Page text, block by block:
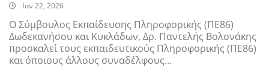
Ιαν 22, 2026
Ο Σύμβουλος Εκπαίδευσης Πληροφορικής (ΠΕ86)
Δωδεκανήσου και Κυκλάδων, Δρ. Παντελής Βολονάκης
προσκαλεί τους εκπαιδευτικούς Πληροφορικής (ΠΕ86)
και όποιους άλλους συναδέλφους…